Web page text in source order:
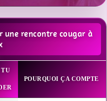
rencontre cougar à
TU
POURQUOI ÇA COMPTE